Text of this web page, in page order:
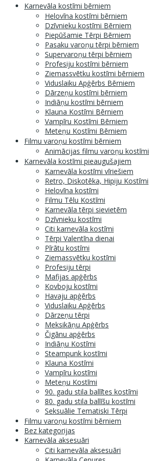
Karnevāla kostīmi bērniem
Helovīna kostīmi bērniem
Dzīvnieku kostīmi Bērniem
Piepūšamie Tērpi Bērniem
Pasaku varoņu tērpi bērniem
Supervaroņu tērpi bērniem
Profesiju kostīmi bērniem
Ziemassvētku kostīmi bērniem
Viduslaiku Apģērbs Bērniem
Dārzeņu kostīmi bērniem
Indiāņu kostīmi bērniem
Klauna Kostīmi Bērniem
Vampīru Kostīmi Bērniem
Meteņu Kostīmi Bērniem
Filmu varoņu kostīmi bērniem
Animācijas filmu varoņu
Karnevāla kostīmi pieaugušajiem
Karnevāla kostīmi vīriešiem
Retro, Diskotēka, Hipiju Kostīmi
Helovīna kostīmi
Filmu Tēlu Kostīmi
Karnevāla tērpi sievietēm
Dzīvnieku kostīmi
Citi karnevāla kostīmi
Tērpi Valentīna dienai
Pīrātu kostīmi
Ziemassvētku kostīmi
Profesiju tērpi
Mafijas apģērbs
Kovboju kostīmi
Havaju apģērbs
Viduslaiku Apģērbs
Dārzeņu tērpi
Meksikāņu Apģērbs
Čigānu apģērbs
Indiāņu Kostīmi
Steampunk kostīmi
Klauna Kostīmi
Vampīru kostīmi
Meteņu Kostīmi
90. gadu stila ballītes kostīmi
80. gadu stila ballīšu kostīmi
Seksuālie Tematiski Tērpi
Filmu varoņu kostīmi bērniem
Bez kategorijas
Karnevāla aksesuāri
Citi karnevāla aksesuāri